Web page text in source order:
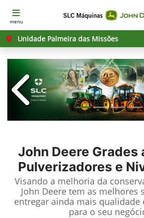
menu
Unidade Palmeira das Missões
templates.template-
John Deere Grades
Pulverizadores e
Visando a melhoria da
John Deere tem as melhores
entregar ainda mais qualidade
para o seu